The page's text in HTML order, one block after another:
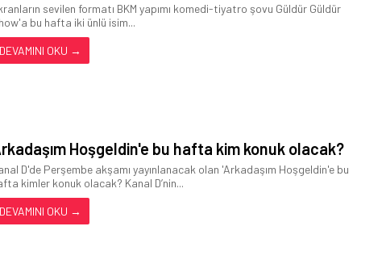
sevilen formatı BKM yapımı komedi-tiyatro şovu Güldür Güldür
bu hafta iki ünlü isim...
DEVAMINI OKU →
Hoşgeldin'e bu hafta kim konuk olacak?
D'de Perşembe akşamı yayınlanacak olan 'Arkadaşım Hoşgeldin'e bu
kimler konuk olacak? Kanal D’nin...
DEVAMINI OKU →